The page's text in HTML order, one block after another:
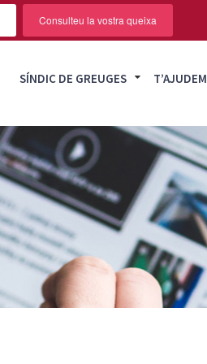
Consulteu la vostra queixa
SÍNDIC DE GREUGES T’AJUDEM